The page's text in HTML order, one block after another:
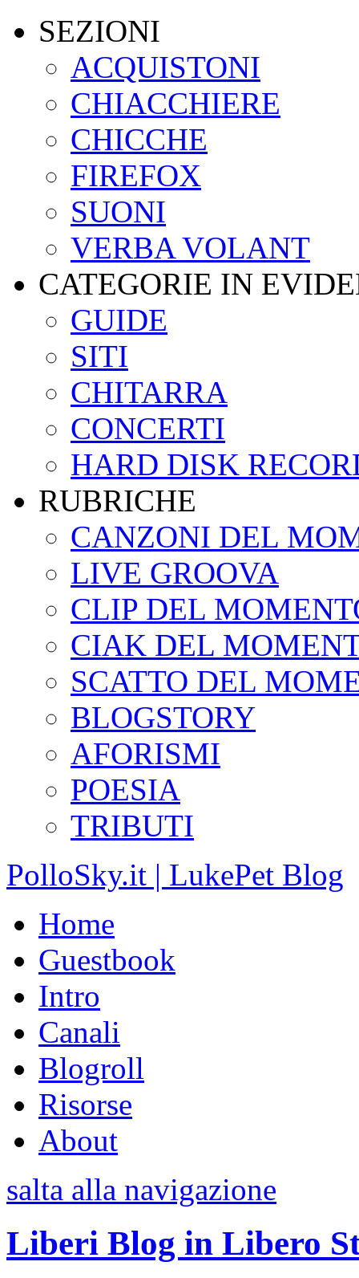
SEZIONI
ACQUISTONI
CHIACCHIERE
CHICCHE
FIREFOX
SUONI
VERBA VOLANT
CATEGORIE IN
GUIDE
SITI
CHITARRA
CONCERTI
HARD DISK
RUBRICHE
CANZONI DEL
LIVE GROOVA
CLIP DEL
CIAK DEL
SCATTO DEL
BLOGSTORY
AFORISMI
POESIA
TRIBUTI
PolloSky.it | LukePet Blog
Home
Guestbook
Intro
Canali
Blogroll
Risorse
About
salta alla navigazione
Liberi Blog in Libero